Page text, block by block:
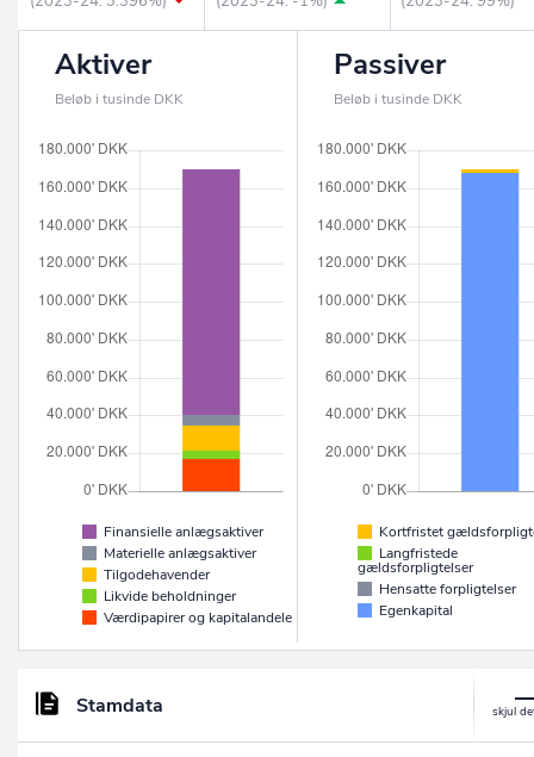
Aktiver
Beløb i tusinde DKK
Finansielle anlægsaktiver
Materielle anlægsaktiver
Tilgodehavender
Likvide beholdninger
Værdipapirer og kapitalandele
Passiver
Beløb i tusinde DKK
Kortfristet
Langfristede
gældsforpligtelser
Hensatte forpligtelser
Egenkapital
Stamdata